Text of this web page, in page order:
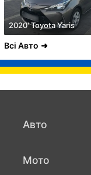
2020' Toyota Yaris
Всі Авто
Авто
Мото